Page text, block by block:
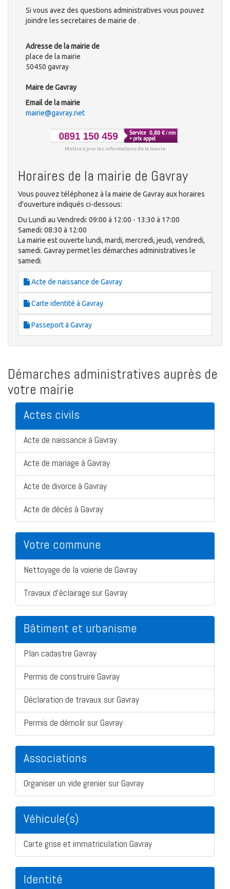
Si vous avez des questions administratives vous pouvez
joindre les secretaires de mairie de .
Adresse de la mairie de
place de la mairie
50450 gavray
Maire de Gavray
Email de la mairie
mairie@gavray.net
Mettre à jour les informations de la mairie
Horaires de la mairie de Gavray
Vous pouvez téléphonez à la mairie de Gavray aux horaires
d'ouverture indiqués ci-dessous:
Du Lundi au Vendredi: 09:00 à 12:00 - 13:30 à 17:00
Samedi: 08:30 à 12:00
La mairie est ouverte lundi, mardi, mercredi, jeudi, vendredi,
samedi. Gavray permet les démarches administratives le
samedi.
Acte de naissance de Gavray
Carte identité à Gavray
Passeport à Gavray
Démarches administratives auprès de
votre mairie
Actes civils
Acte de naissance à Gavray
Acte de mariage à Gavray
Acte de divorce à Gavray
Acte de décès à Gavray
Votre commune
Nettoyage de la voierie de Gavray
Travaux d'éclairage sur Gavray
Bâtiment et urbanisme
Plan cadastre Gavray
Permis de construire Gavray
Déclaration de travaux sur Gavray
Permis de démolir sur Gavray
Associations
Organiser un vide grenier sur Gavray
Véhicule(s)
Carte grise et immatriculation Gavray
Identité